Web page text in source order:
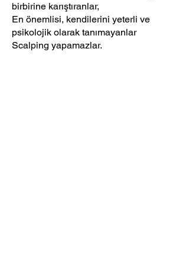
birbirine karıştıranlar,
En önemlisi, kendilerini yeterli ve
psikolojik olarak tanımayanlar
Scalping yapamazlar.